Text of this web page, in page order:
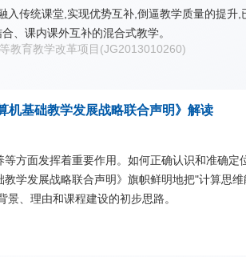
传统课堂,实现优势互补,倒逼教学质量的提
、课内课外互补的混合式教学。
教育教学改革项目(JG2013010260)
基础教学发展战略联合声明》解读
方面发挥着重要作用。如何正确认识和准确
学发展战略联合声明》旗帜鲜明地把"计算思
、理由和课程建设的初步思路。